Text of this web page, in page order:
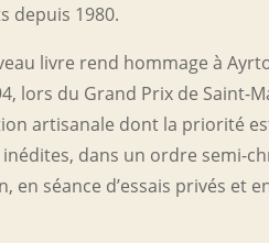
depuis 1980.
livre rend hommage à
lors du Grand Prix de Saint-
artisanale dont la priorité
dans un ordre semi-
en séance d’essais privés et